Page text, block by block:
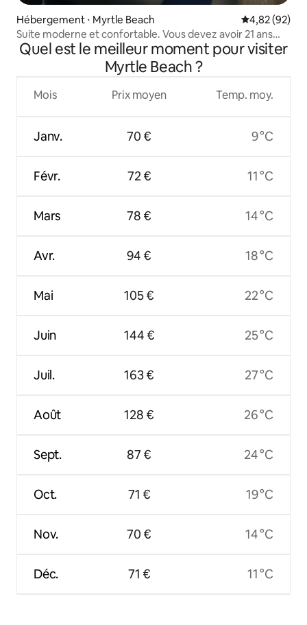
Hébergement ⋅ Myrtle Beach Évaluation
4,82 (92)
Suite moderne et confortable. Vous devez avoir 21 ans
pour réserver, merci.
Quel est le meilleur moment pour visiter
Myrtle Beach ?
Mois
Janv.
Févr.
Mars
Avr.
Mai
Juin
Juil.
Août
Sept.
Oct.
Nov.
Déc.
Prix moyen
70 €
72 €
78 €
94 €
105 €
144 €
163 €
128 €
87 €
71 €
70 €
71 €
Temp. moy.
9 °C
11 °C
14 °C
18 °C
22 °C
25 °C
27 °C
26 °C
24 °C
19 °C
14 °C
11 °C